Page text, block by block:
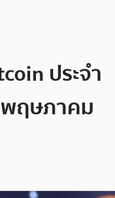
ประจำ
ฤษภาคม